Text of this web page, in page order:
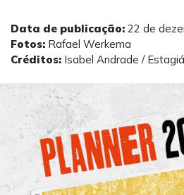
Data de publicação: 22 de
Fotos: Rafael Werkema
Créditos: Isabel Andrade /